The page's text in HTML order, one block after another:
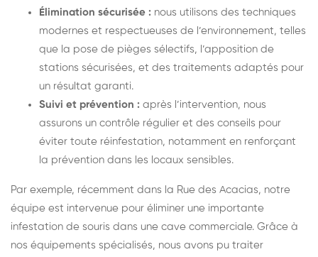
Élimination sécurisée : nous utilisons des techniques
modernes et respectueuses de l’environnement, telles
que la pose de pièges sélectifs, l’apposition de
stations sécurisées, et des traitements adaptés pour
un résultat garanti.
Suivi et prévention : après l’intervention, nous
assurons un contrôle régulier et des conseils pour
éviter toute réinfestation, notamment en renforçant
la prévention dans les locaux sensibles.
Par exemple, récemment dans la Rue des Acacias, notre
équipe est intervenue pour éliminer une importante
infestation de souris dans une cave commerciale. Grâce à
nos équipements spécialisés, nous avons pu traiter